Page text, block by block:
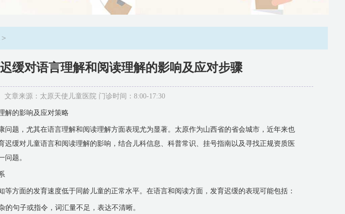
>
缓对语言理解和阅读理解的影响及应对步骤
文章来源：太原天使儿童医院 门诊时间：8:00-17:30
解的影响及应对策略
问题，尤其在语言理解和阅读理解方面表现尤为显著。太原作为山西省的省会城市，近年来也
迟缓对儿童语言和阅读理解的影响，结合儿科信息、科普常识、挂号指南以及寻找正规资质医
问题。
等方面的发育速度低于同龄儿童的正常水平。在语言和阅读方面，发育迟缓的表现可能包括：
的句子或指令，词汇量不足，表达不清晰。